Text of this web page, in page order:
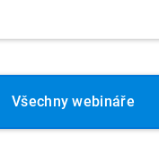
Všechny webináře